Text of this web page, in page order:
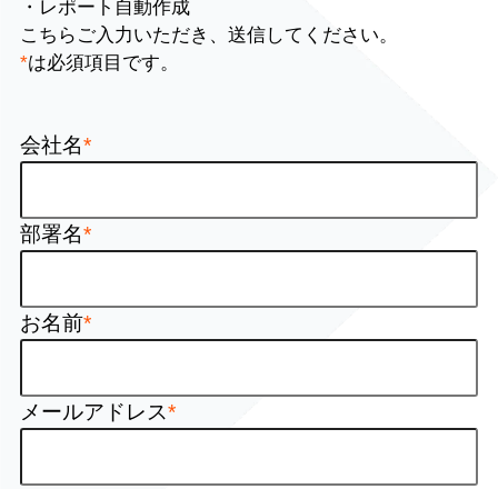
・レポート自動作成
こちらご入力いただき、送信してください。
*は必須項目です。
会社名*
部署名*
お名前*
メールアドレス*